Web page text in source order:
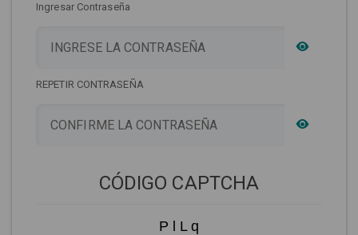
Ingresar Contraseña
REPETIR CONTRASEÑA
CÓDIGO CAPTCHA
P l L q